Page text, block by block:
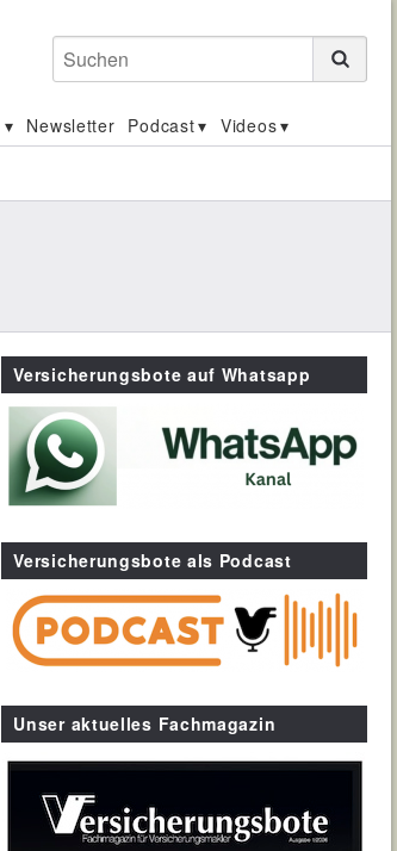
Suchen
Newsletter Podcast Videos
Versicherungsbote auf Whatsapp
Versicherungsbote als Podcast
Unser aktuelles Fachmagazin